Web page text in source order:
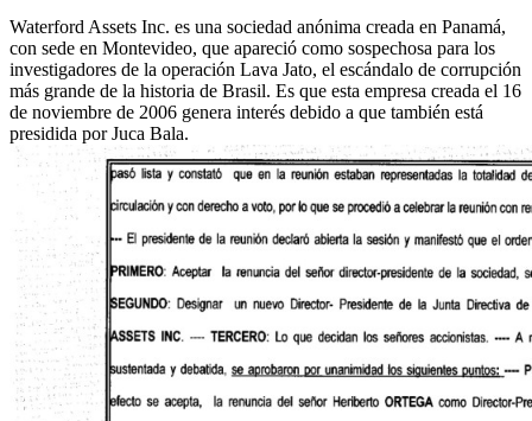
Waterford Assets Inc. es una sociedad anónima creada en Panamá,
con sede en Montevideo, que apareció como sospechosa para los
investigadores de la operación Lava Jato, el escándalo de corrupción
más grande de la historia de Brasil. Es que esta empresa creada el 16
de noviembre de 2006 genera interés debido a que también está
presidida por Juca Bala.